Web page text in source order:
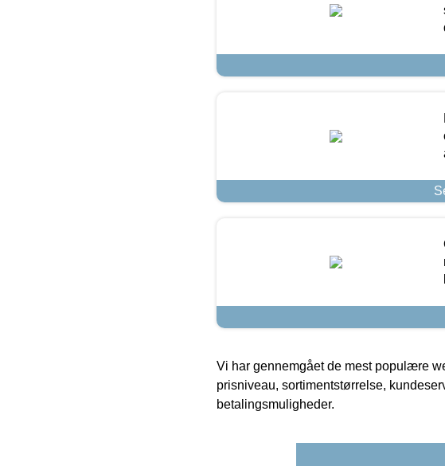
Vi har gennemgået de mest populære
prisniveau, sortimentstørrelse,
betalingsmuligheder.